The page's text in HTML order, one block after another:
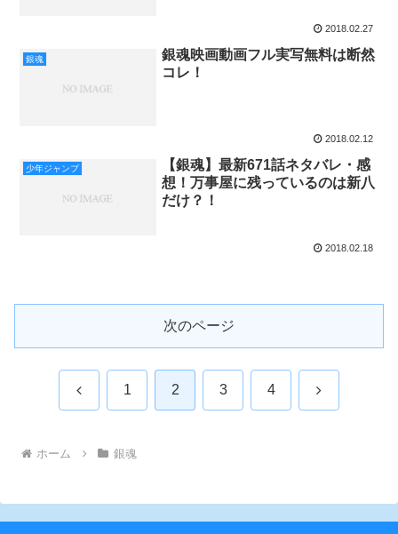
2018.02.27
銀魂
銀魂映画動画フル実写無料は断然
コレ！
2018.02.12
少年ジャンプ
【銀魂】最新671話ネタバレ・感
想！万事屋に残っているのは新八
だけ？！
2018.02.18
次のページ
前 1 2 3 4 次
ホーム 銀魂